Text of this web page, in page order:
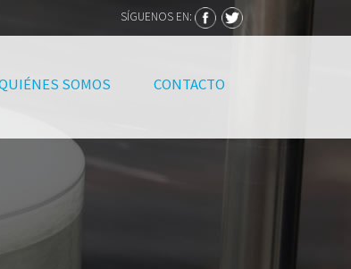
SÍGUENOS EN:
SOMOS CONTACTO